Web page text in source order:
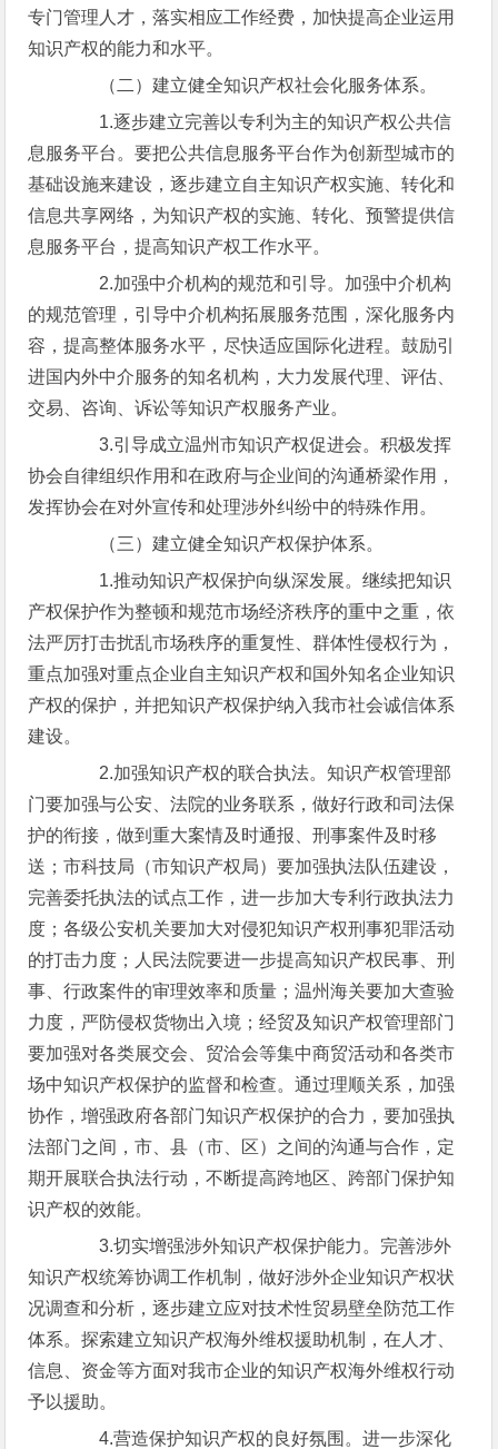
专门管理人才，落实相应工作经费，加快提高企业运用
知识产权的能力和水平。
（二）建立健全知识产权社会化服务体系。
1.逐步建立完善以专利为主的知识产权公共信
息服务平台。要把公共信息服务平台作为创新型城市的
基础设施来建设，逐步建立自主知识产权实施、转化和
信息共享网络，为知识产权的实施、转化、预警提供信
息服务平台，提高知识产权工作水平。
2.加强中介机构的规范和引导。加强中介机构
的规范管理，引导中介机构拓展服务范围，深化服务内
容，提高整体服务水平，尽快适应国际化进程。鼓励引
进国内外中介服务的知名机构，大力发展代理、评估、
交易、咨询、诉讼等知识产权服务产业。
3.引导成立温州市知识产权促进会。积极发挥
协会自律组织作用和在政府与企业间的沟通桥梁作用，
发挥协会在对外宣传和处理涉外纠纷中的特殊作用。
（三）建立健全知识产权保护体系。
1.推动知识产权保护向纵深发展。继续把知识
产权保护作为整顿和规范市场经济秩序的重中之重，依
法严厉打击扰乱市场秩序的重复性、群体性侵权行为，
重点加强对重点企业自主知识产权和国外知名企业知识
产权的保护，并把知识产权保护纳入我市社会诚信体系
建设。
2.加强知识产权的联合执法。知识产权管理部
门要加强与公安、法院的业务联系，做好行政和司法保
护的衔接，做到重大案情及时通报、刑事案件及时移
送；市科技局（市知识产权局）要加强执法队伍建设，
完善委托执法的试点工作，进一步加大专利行政执法力
度；各级公安机关要加大对侵犯知识产权刑事犯罪活动
的打击力度；人民法院要进一步提高知识产权民事、刑
事、行政案件的审理效率和质量；温州海关要加大查验
力度，严防侵权货物出入境；经贸及知识产权管理部门
要加强对各类展交会、贸洽会等集中商贸活动和各类市
场中知识产权保护的监督和检查。通过理顺关系，加强
协作，增强政府各部门知识产权保护的合力，要加强执
法部门之间，市、县（市、区）之间的沟通与合作，定
期开展联合执法行动，不断提高跨地区、跨部门保护知
识产权的效能。
3.切实增强涉外知识产权保护能力。完善涉外
知识产权统筹协调工作机制，做好涉外企业知识产权状
况调查和分析，逐步建立应对技术性贸易壁垒防范工作
体系。探索建立知识产权海外维权援助机制，在人才、
信息、资金等方面对我市企业的知识产权海外维权行动
予以援助。
4.营造保护知识产权的良好氛围。进一步深化